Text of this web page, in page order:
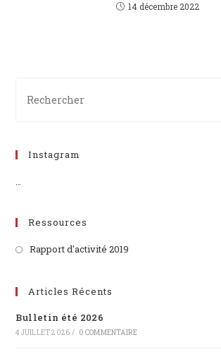
14 décembre 2022
Instagram
…
Ressources
Rapport d'activité 2019
Articles Récents
Bulletin été 2026
4 JUILLET 2026 / 0 COMMENTAIRE